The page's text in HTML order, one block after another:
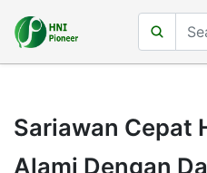
Sariawan Cepat
Alami Dengan